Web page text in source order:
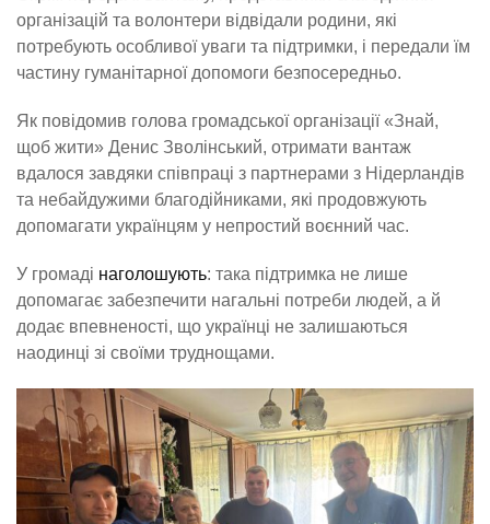
організацій та волонтери відвідали родини, які
потребують особливої уваги та підтримки, і передали їм
частину гуманітарної допомоги безпосередньо.
Як повідомив голова громадської організації «Знай,
щоб жити» Денис Зволінський, отримати вантаж
вдалося завдяки співпраці з партнерами з Нідерландів
та небайдужими благодійниками, які продовжують
допомагати українцям у непростий воєнний час.
У громаді наголошують: така підтримка не лише
допомагає забезпечити нагальні потреби людей, а й
додає впевненості, що українці не залишаються
наодинці зі своїми труднощами.